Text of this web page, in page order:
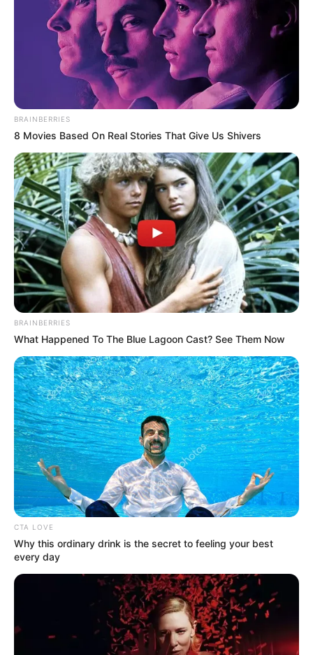
BRAINBERRIES
8 Movies Based On Real Stories That Give Us Shivers
BRAINBERRIES
What Happened To The Blue Lagoon Cast? See Them Now
CTA LOVE
Why this ordinary drink is the secret to feeling your best
every day